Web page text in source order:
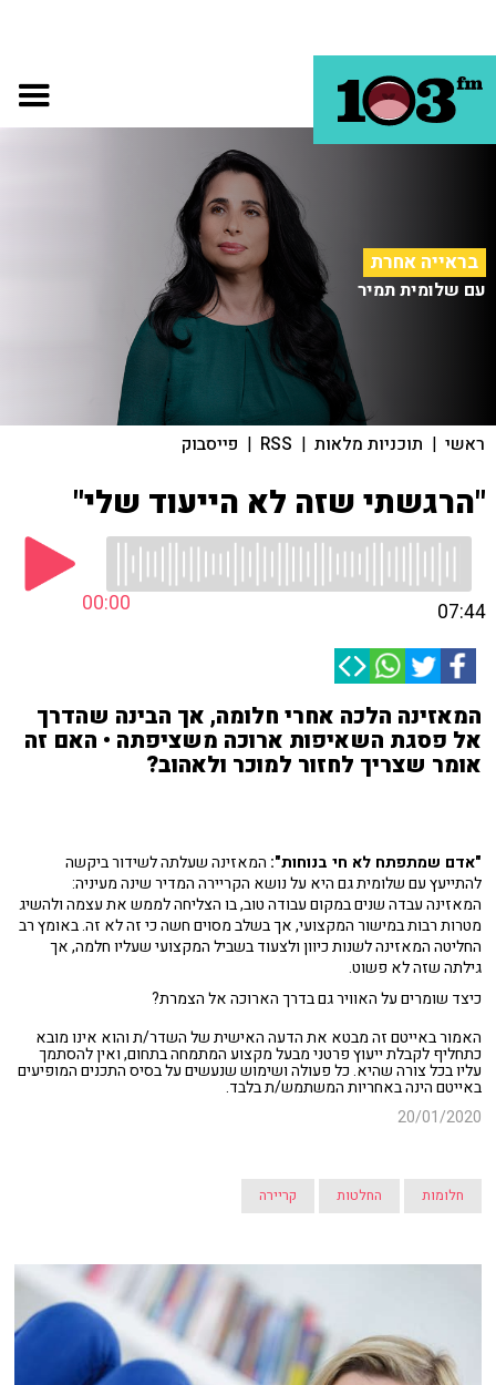
בראייה אחרת
עם שלומית תמיר
ראשי | תוכניות מלאות |
RSS
| פייסבוק
"הרגשתי שזה לא הייעוד שלי"
00:00 07:44
המאזינה הלכה אחרי חלומה, אך הבינה שהדרך
אל פסגת השאיפות ארוכה משציפתה • האם זה
אומר שצריך לחזור למוכר ולאהוב?
"אדם שמתפתח לא חי בנוחות": המאזינה שעלתה לשידור ביקשה
להתייעץ עם שלומית גם היא על נושא הקריירה המדיר שינה מעיניה:
המאזינה עבדה שנים במקום עבודה טוב, בו הצליחה לממש את עצמה ולהשיג
מטרות רבות במישור המקצועי, אך בשלב מסוים חשה כי זה לא זה. באומץ רב
החליטה המאזינה לשנות כיוון ולצעוד בשביל המקצועי שעליו חלמה, אך
גילתה שזה לא פשוט.
כיצד שומרים על האוויר גם בדרך הארוכה אל הצמרת?
האמור באייטם זה מבטא את הדעה האישית של השדר/ת והוא אינו מובא
כתחליף לקבלת ייעוץ פרטני מבעל מקצוע המתמחה בתחום, ואין להסתמך
עליו בכל צורה שהיא. כל פעולה ושימוש שנעשים על בסיס התכנים המופיעים
באייטם הינה באחריות המשתמש/ת בלבד.
20/01/2020
חלומות החלטות קריירה